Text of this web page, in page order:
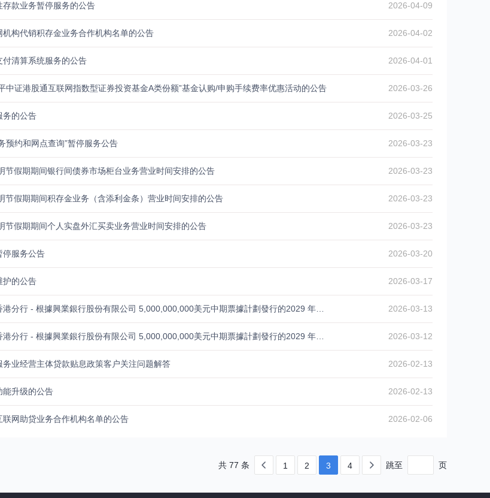
款业务暂停服务的公告 2026-04-09
构代销积存金业务合作机构名单的公告 2026-04-02
清算系统服务的公告 2026-04-01
中证港股通互联网指数型证券投资基金A类份额”基金认购/申购手续费率优惠活动的公告 2026-03-26
务的公告 2026-03-25
预约和网点查询”暂停服务公告 2026-03-23
节假期期间银行间债券市场柜台业务营业时间安排的公告 2026-03-23
节假期期间积存金业务（含添利金条）营业时间安排的公告 2026-03-23
节假期期间个人实盘外汇买卖业务营业时间安排的公告 2026-03-23
停服务公告 2026-03-20
护的公告 2026-03-17
2026-03-13
2026-03-12
业经营主体贷款贴息政策客户关注问题解答 2026-02-13
能升级的公告 2026-02-13
网助贷业务合作机构名单的公告 2026-02-06
共 77 条 1 2 3 4 跳至 页